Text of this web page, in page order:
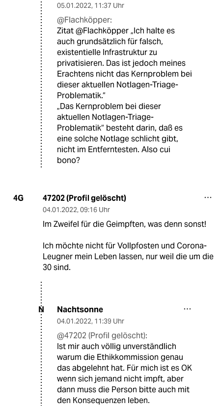
05.01.2022, 11:37 Uhr
@Flachköpper:
Zitat @Flachköpper „Ich halte es
auch grundsätzlich für falsch,
existentielle Infrastruktur zu
privatisieren. Das ist jedoch meines
Erachtens nicht das Kernproblem bei
dieser aktuellen Notlagen-Triage-
Problematik.“
„Das Kernproblem bei dieser
aktuellen Notlagen-Triage-
Problematik“ besteht darin, daß es
eine solche Notlage schlicht gibt,
nicht im Entferntesten. Also cui
bono?
4G 47202 (Profil gelöscht)
04.01.2022, 09:16 Uhr
Im Zweifel für die Geimpften, was denn sonst!
Ich möchte nicht für Vollpfosten und Corona-
Leugner mein Leben lassen, nur weil die um die
30 sind.
N Nachtsonne
04.01.2022, 11:39 Uhr
@47202 (Profil gelöscht):
Ist mir auch völlig unverständlich
warum die Ethikkommission genau
das abgelehnt hat. Für mich ist es OK
wenn sich jemand nicht impft, aber
dann muss die Person bitte auch mit
den Konsequenzen leben.